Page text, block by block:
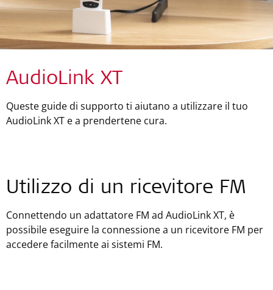
AudioLink XT
Queste guide di supporto ti aiutano a utilizzare il tuo
AudioLink XT e a prendertene cura.
Utilizzo di un ricevitore FM
Connettendo un adattatore FM ad AudioLink XT, è
possibile eseguire la connessione a un ricevitore FM per
accedere facilmente ai sistemi FM.